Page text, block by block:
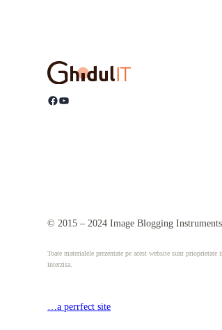
Facebook YouTube
© 2015 – 2024 Image Blogging
Toate materialele prezentate pe acest website sunt
interzisa.
…a perrfect site